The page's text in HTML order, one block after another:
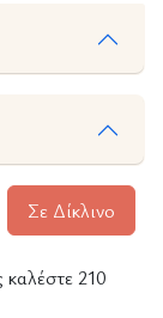
Σε Δίκλινο
καλέστε 210